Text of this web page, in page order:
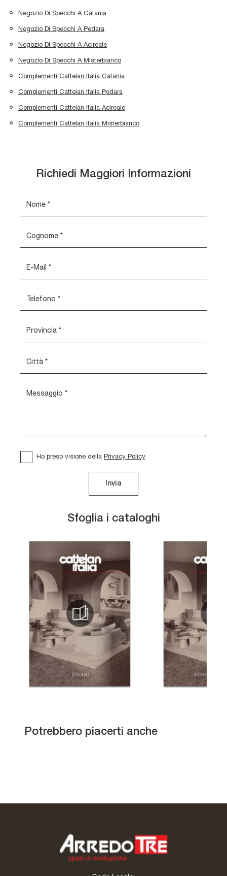
Negozio Di Specchi A Catania
Negozio Di Specchi A Pedara
Negozio Di Specchi A Acireale
Negozio Di Specchi A Misterbianco
Complementi Cattelan Italia Catania
Complementi Cattelan Italia Pedara
Complementi Cattelan Italia Acireale
Complementi Cattelan Italia Misterbianco
Sfoglia i cataloghi
Richiedi Maggiori Informazioni
Ho preso visione della Privacy Policy
Invia
Potrebbero piacerti anche
Specchio Dioscuri
Specchio Argo